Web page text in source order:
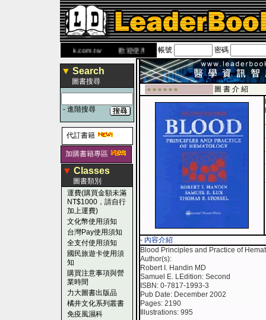
www.leaderbook.com.tw歡迎使用 國民旅遊卡！！
帳號 密碼
▼ Search
圖書搜尋
- 進階搜尋
代訂書籍
加購書籍專區
▼ Classes
圖書類別
運費(購買金額未滿
NT$1000，請自行
加上運費)
文化幣使用須知
台灣Pay使用須知
全支付使用須知
國民旅遊卡使用須
知
購買注意事項與營
業時間
力大圖書出版品
橘井文化系列叢書
免疫風濕科
-■ ■ ■ ■ ■ ■
圖 書 介 紹
- 內容介紹
Blood Principles and Practice of
Author(s):
Robert I. Handin MD
Samuel E. LEdition: Second
ISBN: 0-7817-1993-3
Pub Date: December 2002
Pages: 2190
Illustrations: 995